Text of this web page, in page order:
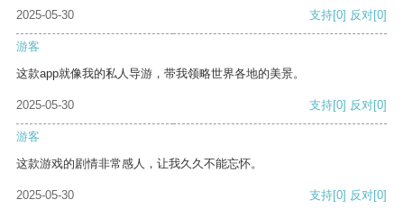
2025-05-30 支持[0] 反对[0]
游客
这款app就像我的私人导游，带我领略世界各地的美景。
2025-05-30 支持[0] 反对[0]
游客
这款游戏的剧情非常感人，让我久久不能忘怀。
2025-05-30 支持[0] 反对[0]